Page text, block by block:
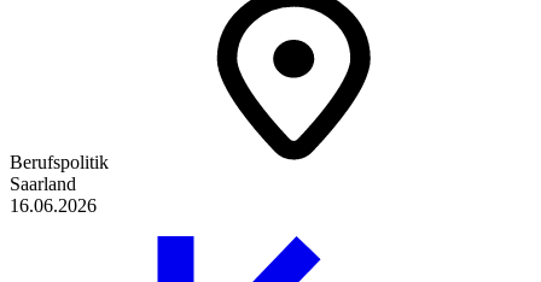
Berufspolitik
Saarland
16.06.2026